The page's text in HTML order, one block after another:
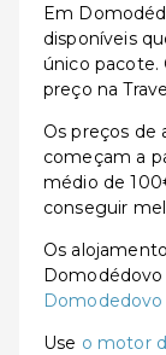
Em
disponíveis
único pacote.
preço na
Os preços
começam a
médio de
conseguir
Os
Use o motor